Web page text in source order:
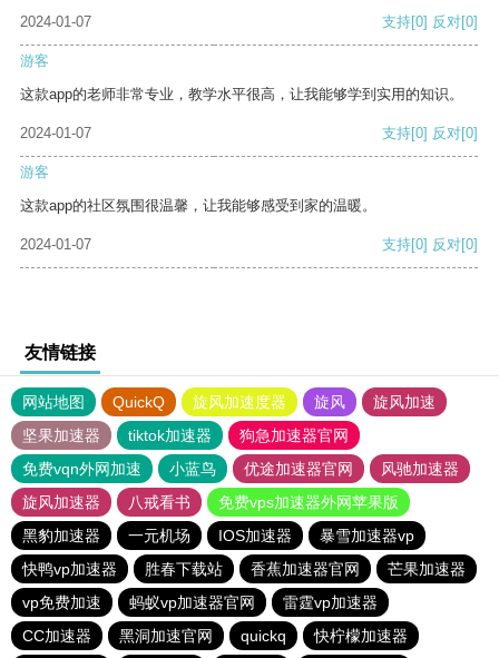
2024-01-07
支持[0] 反对[0]
游客
这款app的老师非常专业，教学水平很高，让我能够学到实用的知识。
2024-01-07 支持[0] 反对[0]
游客
这款app的社区氛围很温馨，让我能够感受到家的温暖。
2024-01-07 支持[0] 反对[0]
友情链接
网站地图 QuickQ 旋风加速度器 旋风
旋风加速
坚果加速器
tiktok加速器
狗急加速器官网
免费vqn外网加速
小蓝鸟 优途加速器官网
风驰加速器
旋风加速器
八戒看书
免费vps加速器外网苹果版
黑豹加速器
一元机场 IOS加速器
暴雪加速器vp
快鸭vp加速器
胜春下载站 香蕉加速器官网
芒果加速器
vp免费加速
蚂蚁vp加速器官网
雷霆vp加速器
CC加速器
黑洞加速官网 quickq 快柠檬加速器